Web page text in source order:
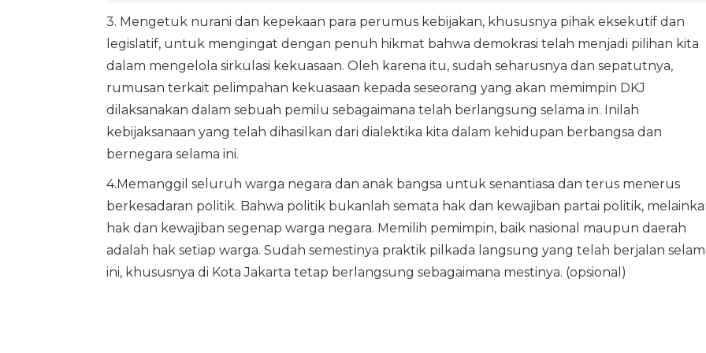
3. Mengetuk nurani dan kepekaan para perumus kebijakan, khususnya pihak eksekutif dan
legislatif, untuk mengingat dengan penuh hikmat bahwa demokrasi telah menjadi pilihan kita
dalam mengelola sirkulasi kekuasaan. Oleh karena itu, sudah seharusnya dan sepatutnya,
rumusan terkait pelimpahan kekuasaan kepada seseorang yang akan memimpin DKJ
dilaksanakan dalam sebuah pemilu sebagaimana telah berlangsung selama in. Inilah
kebijaksanaan yang telah dihasilkan dari dialektika kita dalam kehidupan berbangsa dan
bernegara selama ini.
4.Memanggil seluruh warga negara dan anak bangsa untuk senantiasa dan terus menerus
berkesadaran politik. Bahwa politik bukanlah semata hak dan kewajiban partai politik,
hak dan kewajiban segenap warga negara. Memilih pemimpin, baik nasional maupun daerah
adalah hak setiap warga. Sudah semestinya praktik pilkada langsung yang telah berjalan
ini, khususnya di Kota Jakarta tetap berlangsung sebagaimana mestinya. (opsional)